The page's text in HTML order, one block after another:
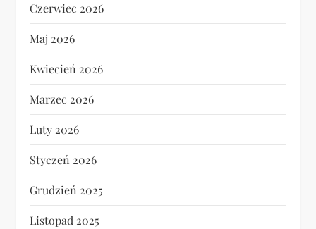
Czerwiec 2026
Maj 2026
Kwiecień 2026
Marzec 2026
Luty 2026
Styczeń 2026
Grudzień 2025
Listopad 2025